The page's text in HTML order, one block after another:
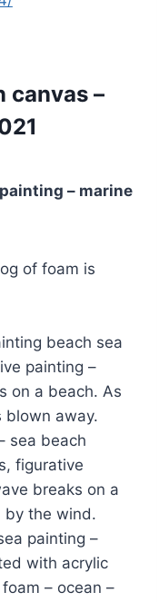
canvas –
– marine
of foam is
beach sea
painting –
on a beach. As
blown away.
sea beach
figurative
breaks on a
by the wind.
painting –
with acrylic
– ocean –